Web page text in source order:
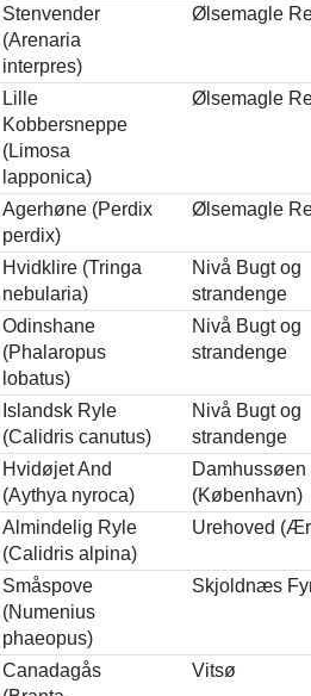
Stenvender
(Arenaria
interpres)
Ølsemagle
Lille
Kobbersneppe
(Limosa
lapponica)
Ølsemagle
Agerhøne (Perdix
perdix)
Ølsemagle
Hvidklire (Tringa
nebularia)
Nivå Bugt og
strandenge
Odinshane
(Phalaropus
lobatus)
Nivå Bugt og
strandenge
Islandsk Ryle
(Calidris canutus)
Nivå Bugt og
strandenge
Hvidøjet And
(Aythya nyroca)
Damhussøen
(København)
Almindelig Ryle
(Calidris alpina)
Urehoved
Småspove
(Numenius
phaeopus)
Skjoldnæs
Canadagås
Vitsø